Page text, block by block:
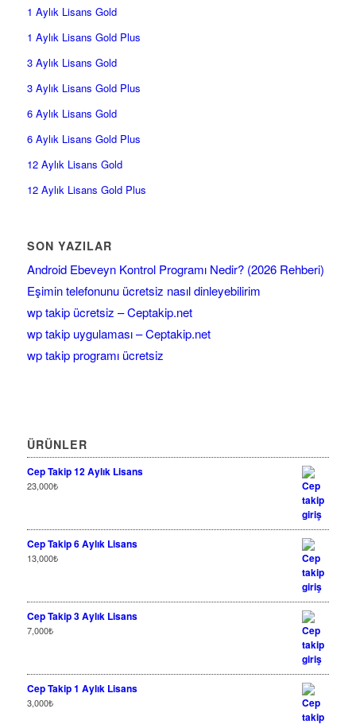
1 Aylık Lisans Gold
1 Aylık Lisans Gold Plus
3 Aylık Lisans Gold
3 Aylık Lisans Gold Plus
6 Aylık Lisans Gold
6 Aylık Lisans Gold Plus
12 Aylık Lisans Gold
12 Aylık Lisans Gold Plus
SON YAZILAR
Android Ebeveyn Kontrol Programı Nedir? (2026 Rehberi)
Eşimin telefonunu ücretsiz nasıl dinleyebilirim
wp takip ücretsiz – Ceptakip.net
wp takip uygulaması – Ceptakip.net
wp takip programı ücretsiz
ÜRÜNLER
Cep Takip 12 Aylık Lisans
23,000₺
Cep Takip 6 Aylık Lisans
13,000₺
Cep Takip 3 Aylık Lisans
7,000₺
Cep Takip 1 Aylık Lisans
3,000₺